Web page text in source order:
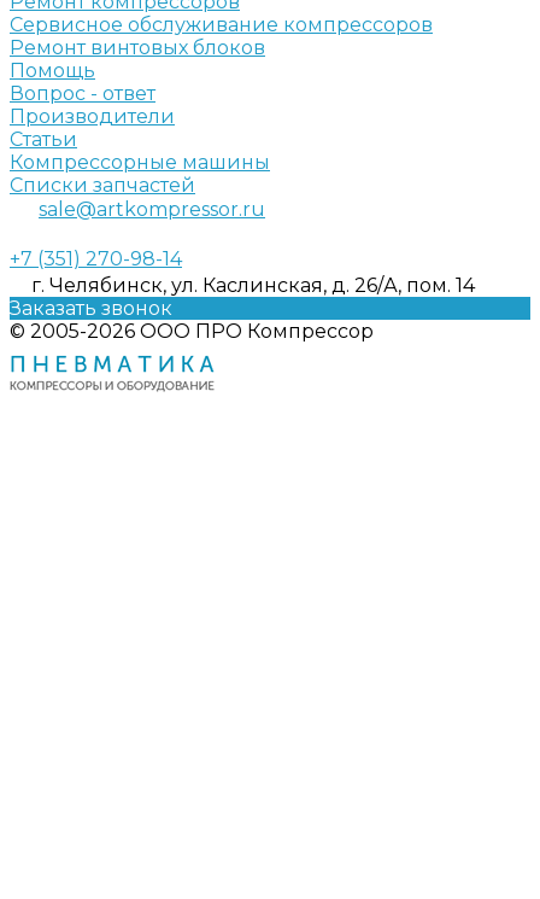
Сервисное обслуживание компрессоров
Ремонт винтовых блоков
Помощь
Вопрос - ответ
Производители
Статьи
Компрессорные машины
Списки запчастей
sale@artkompressor.ru
+7 (351) 270-98-14
г. Челябинск, ул. Каслинская, д. 26/А, пом. 14
Заказать звонок
© 2005-2026 ООО ПРО Компрессор